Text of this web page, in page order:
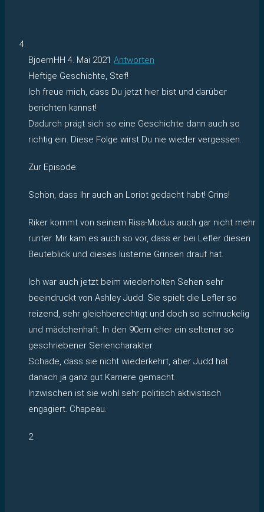
BjoernHH 4. Mai 2021 Antworten
Heftige Geschichte, Stef!
Ich freue mich, dass Du jetzt hier bist und darüber
berichten kannst!
Dadurch prägt sich so eine Geschichte dann auch so
richtig ein. Diese Folge wirst Du nie wieder vergessen.
Zur Episode:
Schön, dass Ihr auch an Loriot gedacht habt! Grins!
Riker kommt von seinem Risa-Modus auch gar nicht mehr
runter. Mir kam es auch so vor, dass er bei Lefler diesen
Beuteblick und dieses lüsterne Grinsen drauf hat.
Ich war auch jetzt beim wiederholten Sehen sehr
beeindruckt von Ashley Judd. Sie spielt die Lefler so
reizend, sehr gleichberechtigt und doch so schnuckelig
und mädchenhaft. In den 90ern eher ein seltener so
geschriebener Seriencharakter.
Schade, dass sie nicht wiederkehrt, aber Judd hat
danach ja ganz gut Karriere gemacht.
Inzwischen ist sie wohl sehr politisch aktivistisch
engagiert. Chapeau.
2